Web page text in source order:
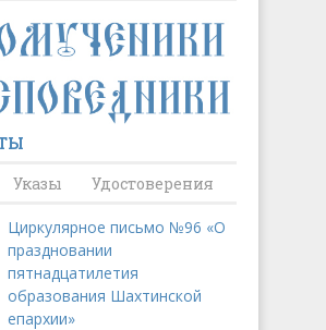
Указы Удостоверения
Циркулярное письмо №96 «О
праздновании
пятнадцатилетия
образования Шахтинской
епархии»